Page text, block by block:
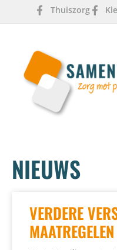
Thuiszorg
NIEUWS
VERDERE